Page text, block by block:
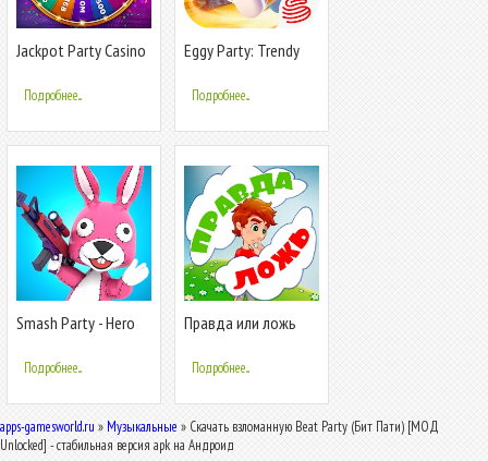
Jackpot Party Casino
Подробнее...
Eggy Party: Trendy
Подробнее...
Smash Party - Hero
Подробнее...
Правда или ложь
Подробнее...
apps-gamesworld.ru » Музыкальные » Скачать взломанную Beat Party (Бит Пати) [МОД
Unlocked] - стабильная версия apk на Андроид